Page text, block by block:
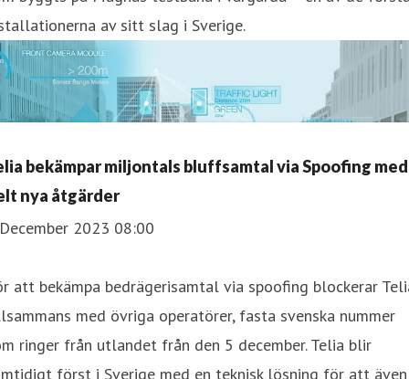
av sitt slag i Sverige.
bekämpar miljontals bluffsamtal via Spoofing med
nya åtgärder
2023 08:00
att bekämpa bedrägerisamtal via spoofing blockerar
med övriga operatörer, fasta svenska nummer
ringer från utlandet från den 5 december. Telia blir
först i Sverige med en teknisk lösning för att även